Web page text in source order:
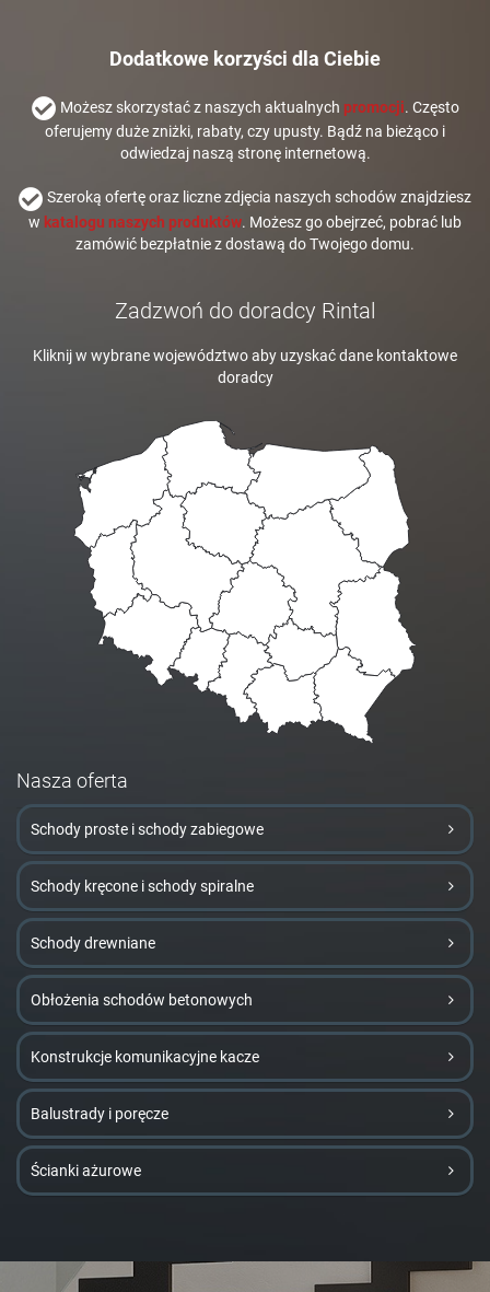
Dodatkowe korzyści dla Ciebie
Możesz skorzystać z naszych aktualnych promocji. Często
oferujemy duże zniżki, rabaty, czy upusty. Bądź na bieżąco i
odwiedzaj naszą stronę internetową.
Szeroką ofertę oraz liczne zdjęcia naszych schodów znajdziesz
w katalogu naszych produktów. Możesz go obejrzeć, pobrać lub
zamówić bezpłatnie z dostawą do Twojego domu.
Zadzwoń do doradcy Rintal
Kliknij w wybrane województwo aby uzyskać dane kontaktowe
doradcy
Nasza oferta
Schody proste i schody zabiegowe
Schody kręcone i schody spiralne
Schody drewniane
Obłożenia schodów betonowych
Konstrukcje komunikacyjne kacze
Balustrady i poręcze
Ścianki ażurowe